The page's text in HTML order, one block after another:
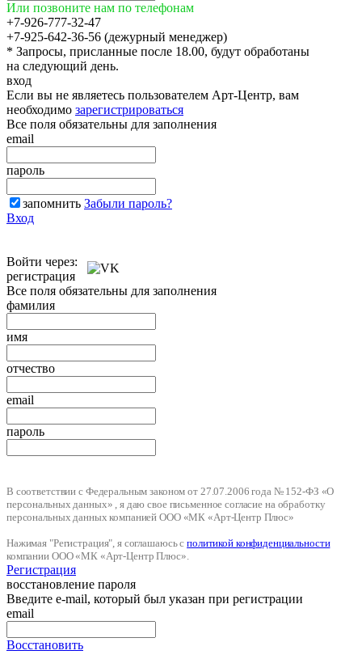
Или позвоните нам по телефонам
+7-926-777-32-47
+7-925-642-36-56 (дежурный менеджер)
* Запросы, присланные после 18.00, будут обработаны
на следующий день.
вход
Если вы не являетесь пользователем Арт-Центр, вам
необходимо зарегистрироваться
Все поля обязательны для заполнения
email
пароль
запомнить Забыли пароль?
Вход
Войти через:
регистрация
Все поля обязательны для заполнения
фамилия
имя
отчество
email
пароль
В соответствии с Федеральным законом от 27.07.2006 года № 152-ФЗ «О
персональных данных» , я даю свое письменное согласие на обработку
персональных данных компанией ООО «МК «Арт-Центр Плюс»
Нажимая "Регистрация", я соглашаюсь сполитикой конфиденциальности
компании ООО «МК «Арт-Центр Плюс».
Регистрация
восстановление пароля
Введите e-mail, который был указан при регистрации
email
Восстановить